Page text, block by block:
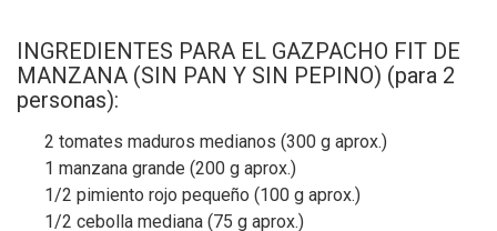
INGREDIENTES PARA EL GAZPACHO FIT DE
MANZANA (SIN PAN Y SIN PEPINO) (para 2
personas):
2 tomates maduros medianos (300 g aprox.)
1 manzana grande (200 g aprox.)
1/2 pimiento rojo pequeño (100 g aprox.)
1/2 cebolla mediana (75 g aprox.)